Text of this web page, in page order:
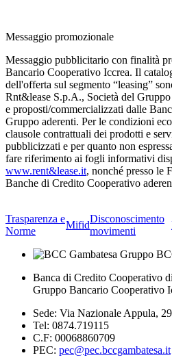
Messaggio promozionale
Messaggio pubblicitario con finalità
Bancario Cooperativo Iccrea. Il
dell'offerta sul segmento “leasing”
Rnt&lease S.p.A., Società del
e proposti/commercializzati dalle
Gruppo aderenti. Per le condizioni
clausole contrattuali dei prodotti e
pubblicizzati e per quanto non
fare riferimento ai fogli informativi
www.rent&lease.it, nonché presso le
Banche di Credito Cooperativo
Trasparenza e
Norme
Mifid
Disconoscimento
movimenti
Banca di Credito Cooperativo
Gruppo Bancario Cooperativo
Sede: Via Nazionale Appula,
Tel: 0874.719115
C.F: 00068860709
PEC: pec@pec.bccgambatesa.it